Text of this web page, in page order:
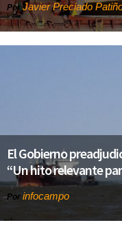
PorJavier Preciado
El Gobierno
“Un hito relevante
Por infocampo